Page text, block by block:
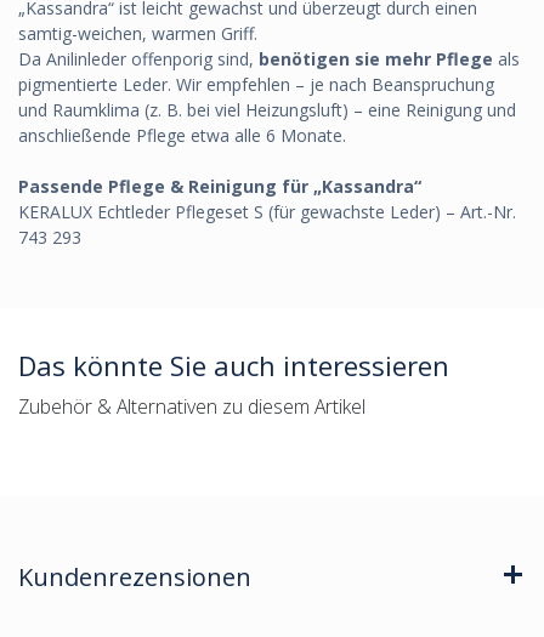
„Kassandra“ ist leicht gewachst und überzeugt durch einen
samtig-weichen, warmen Griff.
Da Anilinleder offenporig sind, benötigen sie mehr Pflege als
pigmentierte Leder. Wir empfehlen – je nach Beanspruchung
und Raumklima (z. B. bei viel Heizungsluft) – eine Reinigung und
anschließende Pflege etwa alle 6 Monate.
Passende Pflege & Reinigung für „Kassandra“
KERALUX Echtleder Pflegeset S (für gewachste Leder) – Art.-Nr.
743 293
Das könnte Sie auch interessieren
Zubehör & Alternativen zu diesem Artikel
Kundenrezensionen